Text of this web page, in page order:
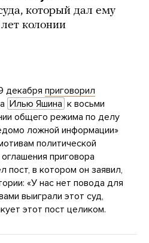
который дал ему
колонии
декабря приговорил
Илью Яшина к восьми
общего режима по делу
ложной информации»
политической
приговора
пост, в котором он заявил,
«У нас нет повода для
выиграли этот суд,
этот пост целиком.